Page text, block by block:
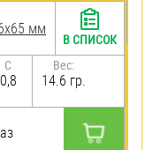
мм
C
0,8
Вес:
14.6 гр.
В СПИСОК